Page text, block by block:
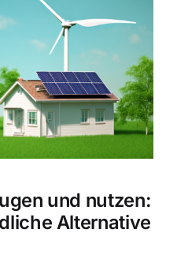
und nutzen:
Alternative